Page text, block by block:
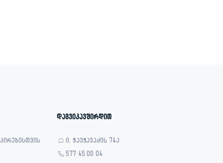
დაგვიკავშირდით
ი. ჭავჭავაძის 74ა
577 45 00 04